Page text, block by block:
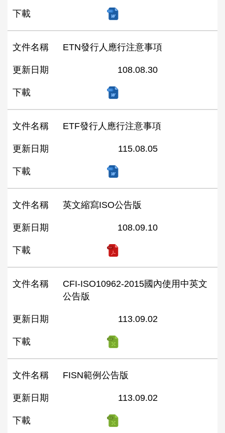
下載
文件名稱 ETN發行人應行注意事項
更新日期 108.08.30
下載
文件名稱 ETF發行人應行注意事項
更新日期 115.08.05
下載
文件名稱 英文縮寫ISO公告版
更新日期 108.09.10
下載
文件名稱
CFI-ISO10962-2015國內使用中英文
公告版
更新日期 113.09.02
下載
文件名稱 FISN範例公告版
更新日期 113.09.02
下載